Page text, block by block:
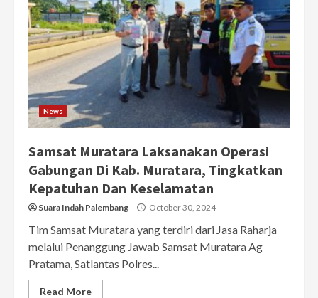
News
Samsat Muratara Laksanakan Operasi
Gabungan Di Kab. Muratara, Tingkatkan
Kepatuhan Dan Keselamatan
Suara Indah Palembang October 30, 2024
Tim Samsat Muratara yang terdiri dari Jasa Raharja
melalui Penanggung Jawab Samsat Muratara Ag
Pratama, Satlantas Polres...
Read More